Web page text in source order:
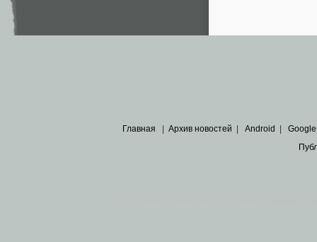
Главная Архив новостей Android Google